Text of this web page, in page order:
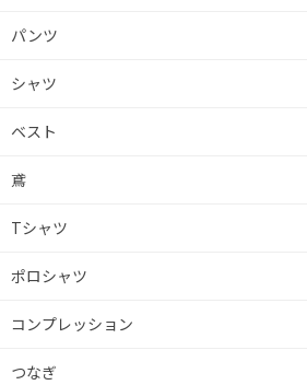
パンツ
シャツ
ベスト
鳶
Tシャツ
ポロシャツ
コンプレッション
つなぎ